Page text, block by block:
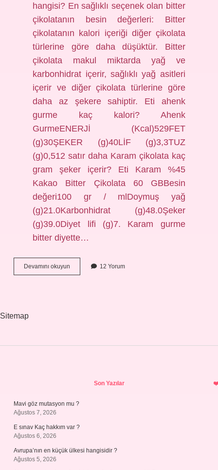
hangisi? En sağlıklı seçenek olan bitter
çikolatanın besin değerleri: Bitter
çikolatanın kalori içeriği diğer çikolata
türlerine göre daha düşüktür. Bitter
çikolata makul miktarda yağ ve
karbonhidrat içerir, sağlıklı yağ asitleri
içerir ve diğer çikolata türlerine göre
daha az şekere sahiptir. Eti ahenk
gurme kaç kalori? Ahenk
GurmeENERJİ (Kcal)529FET
(g)30ŞEKER (g)40LİF (g)3,3TUZ
(g)0,512 satır daha Karam çikolata kaç
gram şeker içerir? Eti Karam %45
Kakao Bitter Çikolata 60 GBBesin
değeri100 gr / mlDoymuş yağ
(g)21.0Karbonhidrat (g)48.0Şeker
(g)39.0Diyet lifi (g)7. Karam gurme
bitter diyette…
Devamını okuyun
Tane
12 Yorum
Sitemap
Son Yazılar
Mavi göz mutasyon mu ?
Ağustos 7, 2026
E sınav Kaç hakkım var ?
Ağustos 6, 2026
Avrupa’nın en küçük ülkesi hangisidir ?
Ağustos 5, 2026